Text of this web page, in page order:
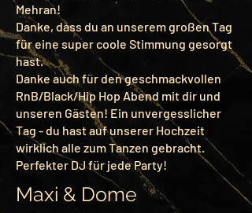
Mehran!
Danke, dass du an unserem großen Tag
für eine super coole Stimmung gesorgt
hast.
Danke auch für den geschmackvollen
RnB/Black/Hip Hop Abend mit dir und
unseren Gästen! Ein unvergesslicher
Tag - du hast auf unserer Hochzeit
wirklich alle zum Tanzen gebracht.
Perfekter DJ für jede Party!
Maxi & Dome